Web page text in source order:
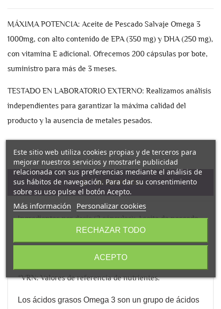
MÁXIMA POTENCIA: Aceite de Pescado Salvaje Omega 3
1000mg, con alto contenido de EPA (350 mg) y DHA (250 mg),
con vitamina E adicional. Ofrecemos 200 cápsulas por bote,
suministro para más de 3 meses.
TESTADO EN LABORATORIO EXTERNO: Realizamos análisis
independientes para garantizar la máxima calidad del
producto y la ausencia de metales pesados.
DESCRIPCIÓN
Ingredientes por dosis (2 cápsulas): Aceite de pescado
salvaje (35% EPA, 25% DHA) 2000 mg, Vitamina E
Natural (como D-Alfa-Tocoferol) 10mg (84% VRN*).
Otros ingredientes: cápsula (gelatina bovina, glicerina).
*VRN: Valores de referencia de nutrientes.
Los ácidos grasos Omega 3 son un grupo de ácidos
Este sitio web utiliza cookies propias y de terceros para
mejorar nuestros servicios y mostrarle publicidad
relacionada con sus preferencias mediante el análisis de
sus hábitos de navegación. Para dar su consentimiento
sobre su uso pulse el botón Acepto.
Más información Personalizar cookies
RECHAZAR TODO
ACEPTO